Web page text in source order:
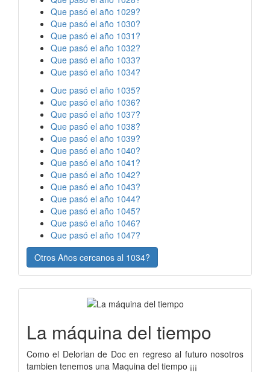
Que pasó el año 1029?
Que pasó el año 1030?
Que pasó el año 1031?
Que pasó el año 1032?
Que pasó el año 1033?
Que pasó el año 1034?
Que pasó el año 1035?
Que pasó el año 1036?
Que pasó el año 1037?
Que pasó el año 1038?
Que pasó el año 1039?
Que pasó el año 1040?
Que pasó el año 1041?
Que pasó el año 1042?
Que pasó el año 1043?
Que pasó el año 1044?
Que pasó el año 1045?
Que pasó el año 1046?
Que pasó el año 1047?
Otros Años cercanos al 1034?
La máquina del tiempo
Como el Delorian de Doc en regreso al futuro nosotros
tambien tenemos una Maquina del tiempo ¡¡¡